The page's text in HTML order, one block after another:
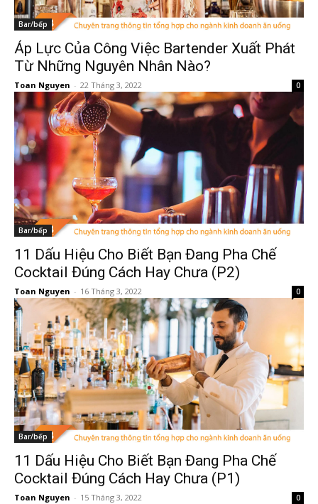
Bar/bếp
Áp Lực Của Công Việc Bartender Xuất Phát
Từ Những Nguyên Nhân Nào?
Toan Nguyen - 22 Tháng 3, 2022 0
Bar/bếp
11 Dấu Hiệu Cho Biết Bạn Đang Pha Chế
Cocktail Đúng Cách Hay Chưa (P2)
Toan Nguyen - 16 Tháng 3, 2022 0
Bar/bếp
11 Dấu Hiệu Cho Biết Bạn Đang Pha Chế
Cocktail Đúng Cách Hay Chưa (P1)
Toan Nguyen - 15 Tháng 3, 2022 0